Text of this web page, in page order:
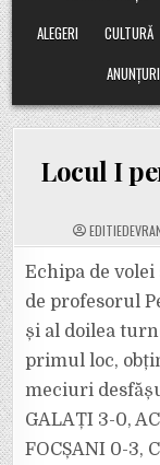
ALEGERI
CULTURĂ
ANUNȚURI
Locul I
Echipa de volei
de profesorul
și al doilea
primul loc,
meciuri
GALAȚI 3-0,
FOCȘANI 0-3,